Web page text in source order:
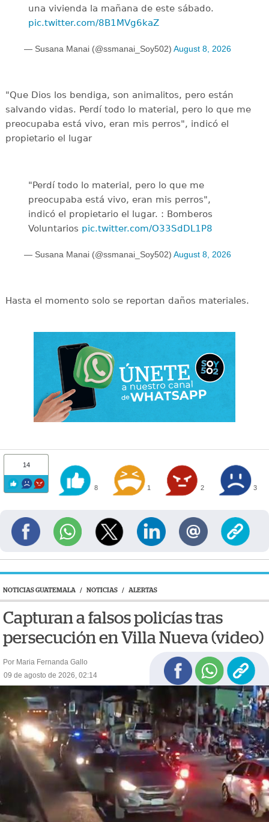
una vivienda la mañana de este sábado.
pic.twitter.com/8B1MVg6kaZ
— Susana Manai (@ssmanai_Soy502) August 8, 2026
"Que Dios los bendiga, son animalitos, pero están
salvando vidas. Perdí todo lo material, pero lo que me
preocupaba está vivo, eran mis perros", indicó el
propietario el lugar
"Perdí todo lo material, pero lo que me
preocupaba está vivo, eran mis perros",
indicó el propietario el lugar. : Bomberos
Voluntarios pic.twitter.com/O33SdDL1P8
— Susana Manai (@ssmanai_Soy502) August 8, 2026
Hasta el momento solo se reportan daños materiales.
14
8 1 2 3
NOTICIAS GUATEMALA / NOTICIAS / ALERTAS
Capturan a falsos policías tras
persecución en Villa Nueva (video)
Por Maria Fernanda Gallo
09 de agosto de 2026, 02:14